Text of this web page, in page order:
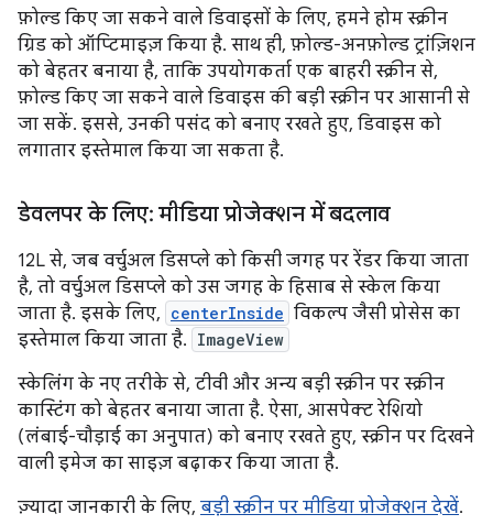
फ़ोल्ड किए जा सकने वाले डिवाइसों के लिए, हमने होम स्क्रीन
ग्रिड को ऑप्टिमाइज़ किया है. साथ ही, फ़ोल्ड-अनफ़ोल्ड ट्रांज़िशन
को बेहतर बनाया है, ताकि उपयोगकर्ता एक बाहरी स्क्रीन से,
फ़ोल्ड किए जा सकने वाले डिवाइस की बड़ी स्क्रीन पर आसानी से
जा सकें. इससे, उनकी पसंद को बनाए रखते हुए, डिवाइस को
लगातार इस्तेमाल किया जा सकता है.
डेवलपर के लिए: मीडिया प्रोजेक्शन में बदलाव
12L से, जब वर्चुअल डिसप्ले को किसी जगह पर रेंडर किया जाता
है, तो वर्चुअल डिसप्ले को उस जगह के हिसाब से स्केल किया
जाता है. इसके लिए, centerInside विकल्प जैसी प्रोसेस का
इस्तेमाल किया जाता है. ImageView
स्केलिंग के नए तरीके से, टीवी और अन्य बड़ी स्क्रीन पर स्क्रीन
कास्टिंग को बेहतर बनाया जाता है. ऐसा, आसपेक्ट रेशियो
(लंबाई-चौड़ाई का अनुपात) को बनाए रखते हुए, स्क्रीन पर दिखने
वाली इमेज का साइज़ बढ़ाकर किया जाता है.
ज़्यादा जानकारी के लिए, बड़ी स्क्रीन पर मीडिया प्रोजेक्शन देखें.